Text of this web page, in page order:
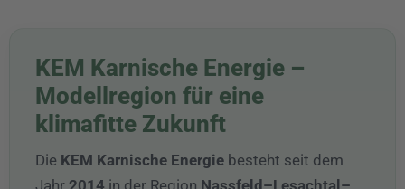
KEM Karnische Energie –
Modellregion für eine
klimafitte Zukunft
Die KEM Karnische Energie besteht seit dem
Jahr 2014 in der Region Nassfeld–Lesachtal–